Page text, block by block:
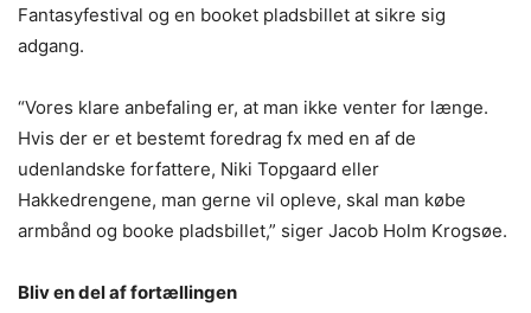
Fantasyfestival og en booket pladsbillet at sikre sig
adgang.
“Vores klare anbefaling er, at man ikke venter for længe.
Hvis der er et bestemt foredrag fx med en af de
udenlandske forfattere, Niki Topgaard eller
Hakkedrengene, man gerne vil opleve, skal man købe
armbånd og booke pladsbillet,” siger Jacob Holm Krogsøe.
Bliv en del af fortællingen